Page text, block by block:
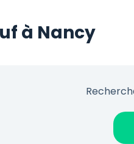
à Nancy